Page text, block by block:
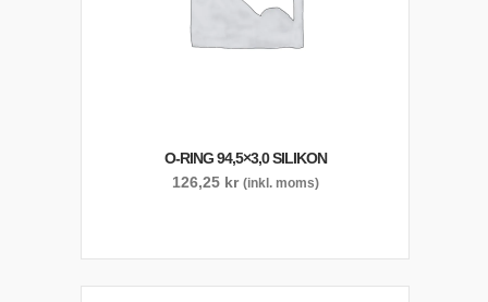
O-RING 94,5×3,0 SILIKON
126,25 kr (inkl. moms)